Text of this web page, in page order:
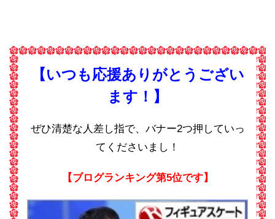
【いつも応援ありがとうござい
ます！】
ぜひ清楚な人差し指で、バナー2つ押していっ
てくださいまし！
【ブログランキング第5位です】